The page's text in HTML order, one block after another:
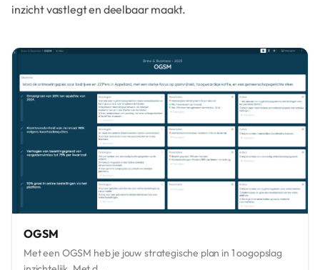
inzicht vastlegt en deelbaar maakt.
OGSM
Met een OGSM heb je jouw strategische plan in 1 oogopslag